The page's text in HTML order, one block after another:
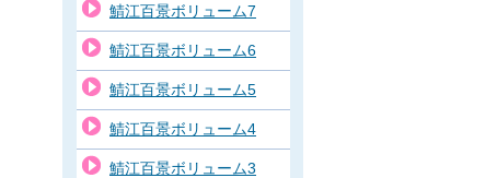
鯖江百景ボリューム7
鯖江百景ボリューム6
鯖江百景ボリューム5
鯖江百景ボリューム4
鯖江百景ボリューム3